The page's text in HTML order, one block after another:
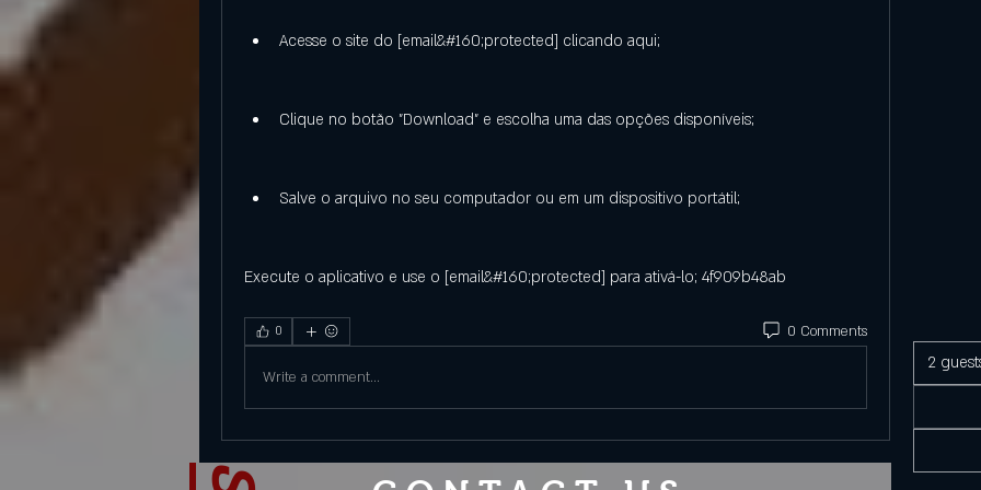
Acesse o site do [email&#160;protected] clicando aqui;
Clique no botão "Download" e escolha uma das opções disponíveis;
Salve o arquivo no seu computador ou em um dispositivo portátil;
Execute o aplicativo e use o [email&#160;protected] para ativá-lo; 4f909b48ab
0 0 Comments
Write a comment...
2